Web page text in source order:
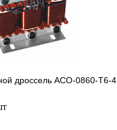
дроссель ACO-0860-T6-4